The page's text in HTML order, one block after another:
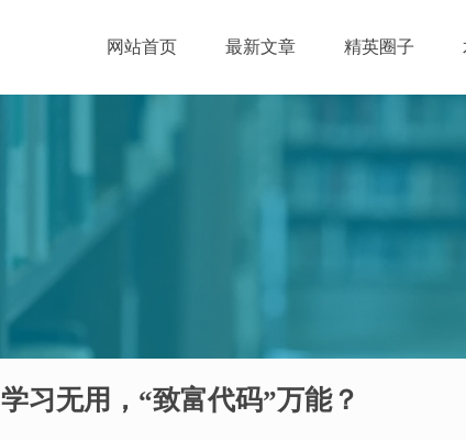
网站首页 最新文章 精英圈子
学习无用，“致富代码”万能？